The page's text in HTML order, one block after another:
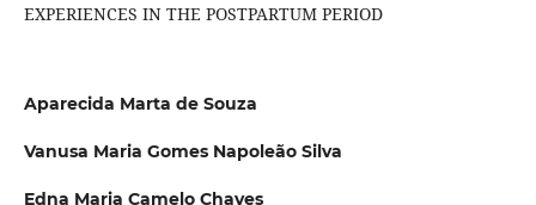
EXPERIENCES IN THE POSTPARTUM PERIOD
Aparecida Marta de Souza
Vanusa Maria Gomes Napoleão Silva
Edna Maria Camelo Chaves